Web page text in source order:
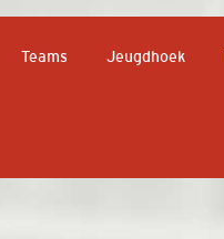
Teams Jeugdhoek